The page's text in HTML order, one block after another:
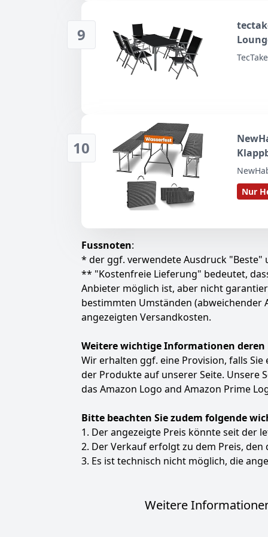
9
10
Nur
Fussnoten:
* der ggf. verwendete Ausdruck "Beste"
** "Kostenfreie Lieferung" bedeutet,
Anbieter möglich ist, aber nicht
bestimmten Umständen (abweichender
angezeigten Versandkosten.
Weitere wichtige Informationen
Wir erhalten ggf. eine Provision, falls
der Produkte auf unserer Seite. Unsere
das Amazon Logo and Amazon Prime
Bitte beachten Sie zudem folgende
1. Der angezeigte Preis könnte seit der
2. Der Verkauf erfolgt zu dem Preis,
3. Es ist technisch nicht möglich, die
Weitere